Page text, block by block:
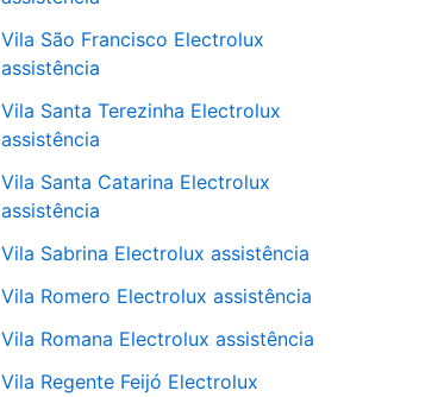
Vila São Francisco Electrolux
assistência
Vila Santa Terezinha Electrolux
assistência
Vila Santa Catarina Electrolux
assistência
Vila Sabrina Electrolux assistência
Vila Romero Electrolux assistência
Vila Romana Electrolux assistência
Vila Regente Feijó Electrolux